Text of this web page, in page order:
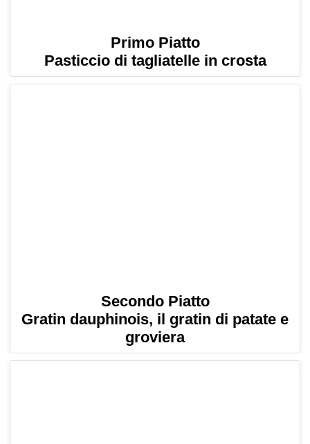
Primo Piatto
Pasticcio di tagliatelle in crosta
Secondo Piatto
Gratin dauphinois, il gratin di patate e
groviera